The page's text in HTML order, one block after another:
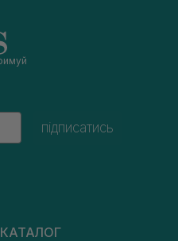
підписатись
КАТАЛОГ